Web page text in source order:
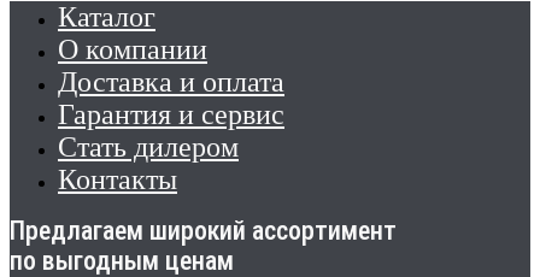
Каталог
О компании
Доставка и оплата
Гарантия и сервис
Стать дилером
Контакты
Предлагаем широкий ассортимент
по выгодным ценам